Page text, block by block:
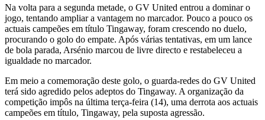
Na volta para a segunda metade, o GV United entrou a dominar o
jogo, tentando ampliar a vantagem no marcador. Pouco a pouco os
actuais campeões em título Tingaway, foram crescendo no duelo,
procurando o golo do empate. Após várias tentativas, em um lance
de bola parada, Arsénio marcou de livre directo e restabeleceu a
igualdade no marcador.
Em meio a comemoração deste golo, o guarda-redes do GV United
terá sido agredido pelos adeptos do Tingaway. A organização da
competição impôs na última terça-feira (14), uma derrota aos actuais
campeões em título, Tingaway, pela suposta agressão.